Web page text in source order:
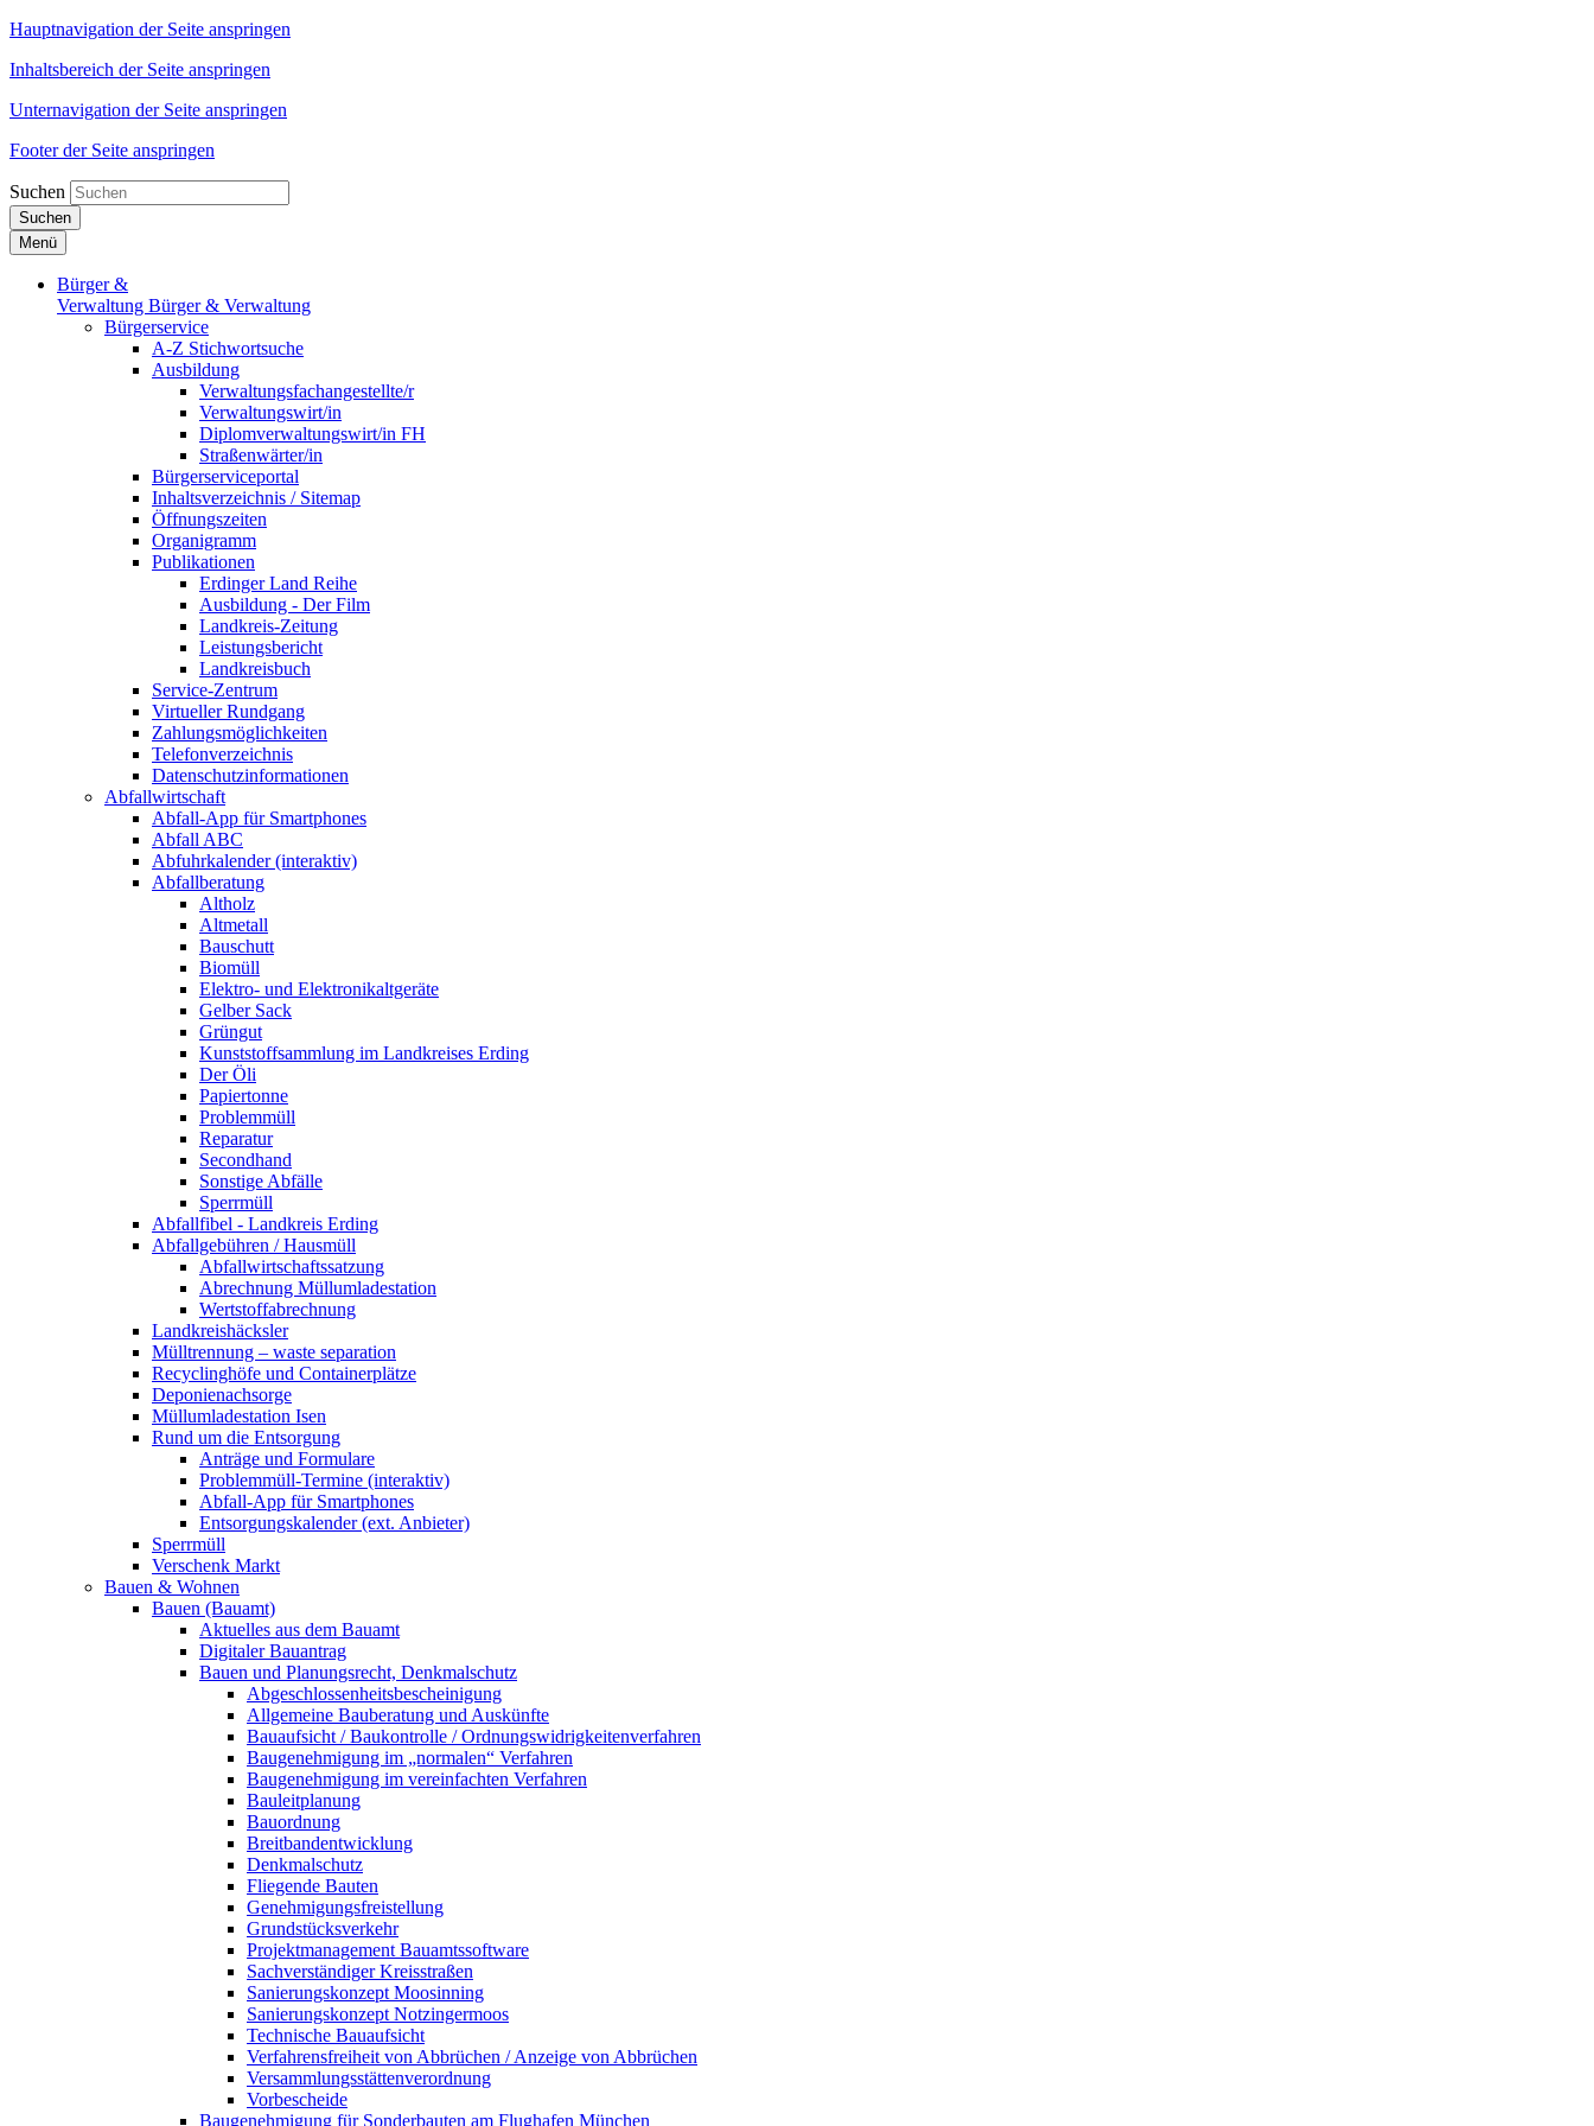
Hauptnavigation der Seite anspringen
Inhaltsbereich der Seite anspringen
Unternavigation der Seite anspringen
Footer der Seite anspringen
Suchen
Suchen
Menü
Bürger &
Verwaltung Bürger & Verwaltung
Bürgerservice
A-Z Stichwortsuche
Ausbildung
Verwaltungsfachangestellte/r
Verwaltungswirt/in
Diplomverwaltungswirt/in FH
Straßenwärter/in
Bürgerserviceportal
Inhaltsverzeichnis / Sitemap
Öffnungszeiten
Organigramm
Publikationen
Erdinger Land Reihe
Ausbildung - Der Film
Landkreis-Zeitung
Leistungsbericht
Landkreisbuch
Service-Zentrum
Virtueller Rundgang
Zahlungsmöglichkeiten
Telefonverzeichnis
Datenschutzinformationen
Abfallwirtschaft
Abfall-App für Smartphones
Abfall ABC
Abfuhrkalender (interaktiv)
Abfallberatung
Altholz
Altmetall
Bauschutt
Biomüll
Elektro- und Elektronikaltgeräte
Gelber Sack
Grüngut
Kunststoffsammlung im Landkreises Erding
Der Öli
Papiertonne
Problemmüll
Reparatur
Secondhand
Sonstige Abfälle
Sperrmüll
Abfallfibel - Landkreis Erding
Abfallgebühren / Hausmüll
Abfallwirtschaftssatzung
Abrechnung Müllumladestation
Wertstoffabrechnung
Landkreishäcksler
Mülltrennung – waste separation
Recyclinghöfe und Containerplätze
Deponienachsorge
Müllumladestation Isen
Rund um die Entsorgung
Anträge und Formulare
Problemmüll-Termine (interaktiv)
Abfall-App für Smartphones
Entsorgungskalender (ext. Anbieter)
Sperrmüll
Verschenk Markt
Bauen & Wohnen
Bauen (Bauamt)
Aktuelles aus dem Bauamt
Digitaler Bauantrag
Bauen und Planungsrecht, Denkmalschutz
Abgeschlossenheitsbescheinigung
Allgemeine Bauberatung und Auskünfte
Bauaufsicht / Baukontrolle / Ordnungswidrigkeitenverfahren
Baugenehmigung im „normalen“ Verfahren
Baugenehmigung im vereinfachten Verfahren
Bauleitplanung
Bauordnung
Breitbandentwicklung
Denkmalschutz
Fliegende Bauten
Genehmigungsfreistellung
Grundstücksverkehr
Projektmanagement Bauamtssoftware
Sachverständiger Kreisstraßen
Sanierungskonzept Moosinning
Sanierungskonzept Notzingermoos
Technische Bauaufsicht
Verfahrensfreiheit von Abbrüchen / Anzeige von Abbrüchen
Versammlungsstättenverordnung
Vorbescheide
Baugenehmigung für Sonderbauten am Flughafen München